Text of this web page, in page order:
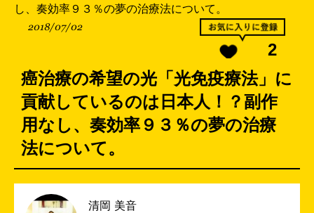
し、奏効率９３％の夢の治療法について。
2018/07/02
2
癌治療の希望の光「光免疫療法」に
貢献しているのは日本人！？副作
用なし、奏効率９３％の夢の治療
法について。
清岡 美音